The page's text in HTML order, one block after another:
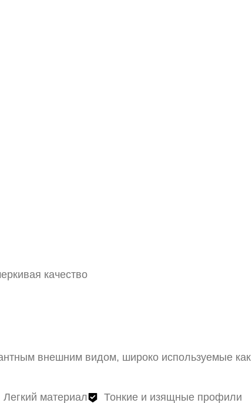
внешним видом, широко используемые как
Легкий материал Тонкие и изящные профили